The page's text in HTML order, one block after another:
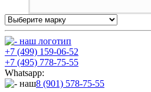
+7 (499) 159-06-52
+7 (495) 778-75-55
Whatsapp:
8 (901) 578-75-55